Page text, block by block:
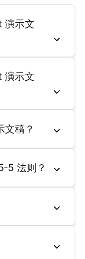
演示文
演示文
稿？
5 法则？